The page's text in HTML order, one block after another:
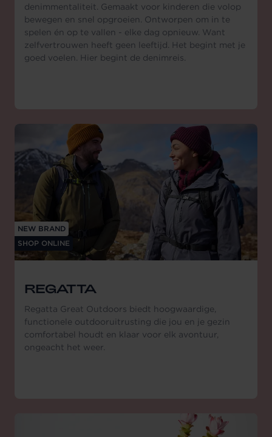
denimmentaliteit. Gemaakt voor kinderen die volop
bewegen en snel opgroeien. Ontworpen om in te
spelen én op te vallen - elke dag opnieuw. Want
zelfvertrouwen heeft geen leeftijd. Het begint met je
goed voelen. Hier begint de denimreis.
NEW BRAND
SHOP ONLINE
REGATTA
Regatta Great Outdoors biedt hoogwaardige,
functionele outdooruitrusting die jou en je gezin
comfortabel houdt en klaar voor elk avontuur,
ongeacht het weer.